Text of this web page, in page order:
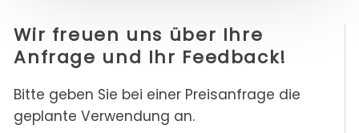
Wir freuen uns über Ihre
Anfrage und Ihr Feedback!
Bitte geben Sie bei einer Preisanfrage die
geplante Verwendung an.